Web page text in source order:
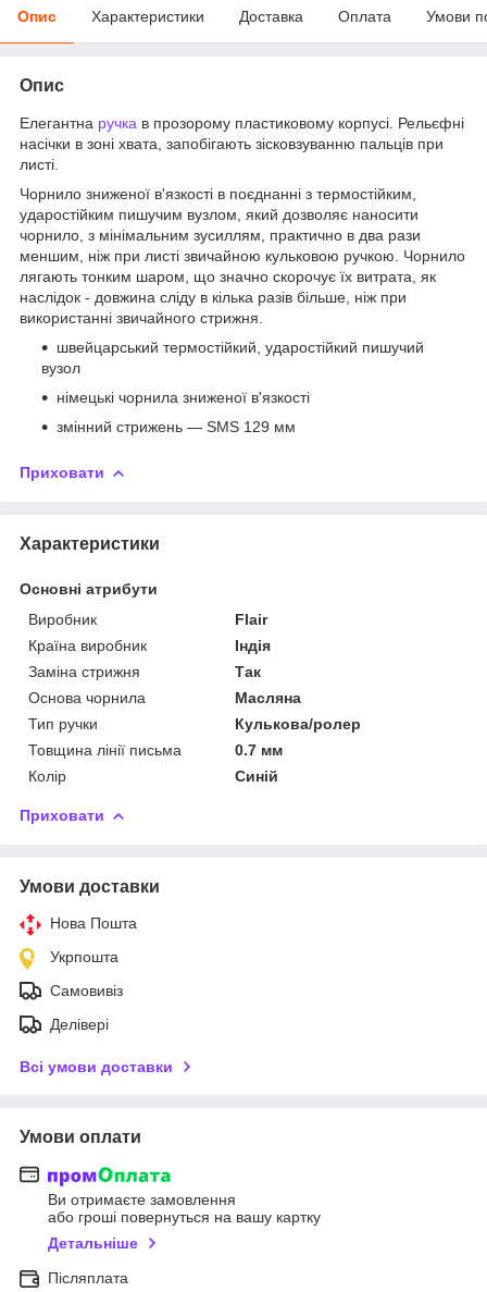
Опис Характеристики Доставка Оплата Умови
Опис
Елегантна ручка в прозорому пластиковому корпусі. Рельєфні
насічки в зоні хвата, запобігають зісковзуванню пальців при
листі.
Чорнило зниженої в'язкості в поєднанні з термостійким,
ударостійким пишучим вузлом, який дозволяє наносити
чорнило, з мінімальним зусиллям, практично в два рази
меншим, ніж при листі звичайною кульковою ручкою. Чорнило
лягають тонким шаром, що значно скорочує їх витрата, як
наслідок - довжина сліду в кілька разів більше, ніж при
використанні звичайного стрижня.
швейцарський термостійкий, ударостійкий пишучий
вузол
німецькі чорнила зниженої в'язкості
змінний стрижень — SMS 129 мм
Приховати
Характеристики
Основні атрибути
Виробник
Flair
Країна виробник
Індія
Заміна стрижня
Так
Основа чорнила
Масляна
Тип ручки
Кулькова/ролер
Товщина лінії письма
0.7 мм
Колір
Синій
Приховати
Умови доставки
Нова Пошта
Укрпошта
Самовивіз
Делівері
Всі умови доставки
Умови оплати
Ви отримаєте замовлення
або гроші повернуться на вашу картку
Детальніше
Післяплата